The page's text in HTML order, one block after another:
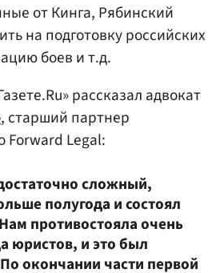
от Кинга, Рябинский
на подготовку российских
боев и т.д.
рассказал адвокат
, старший партнер
Forward Legal:
сложный,
полугода и состоял
противостояла очень
юристов, и это был
окончании части первой